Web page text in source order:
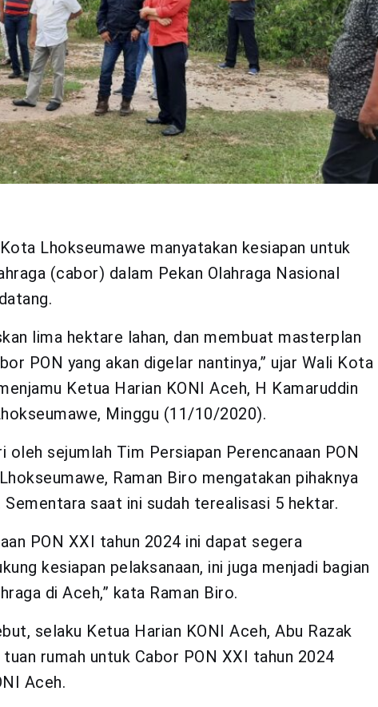
Lhokseumawe manyatakan kesiapan untuk
(cabor) dalam Pekan Olahraga Nasional
lima hektare lahan, dan membuat masterplan
PON yang akan digelar nantinya,” ujar Wali Kota
Ketua Harian KONI Aceh, H Kamaruddin
Minggu (11/10/2020).
oleh sejumlah Tim Persiapan Perencanaan PON
Raman Biro mengatakan pihaknya
saat ini sudah terealisasi 5 hektar.
PON XXI tahun 2024 ini dapat segera
kesiapan pelaksanaan, ini juga menjadi bagian
di Aceh,” kata Raman Biro.
selaku Ketua Harian KONI Aceh, Abu Razak
rumah untuk Cabor PON XXI tahun 2024
Aceh.